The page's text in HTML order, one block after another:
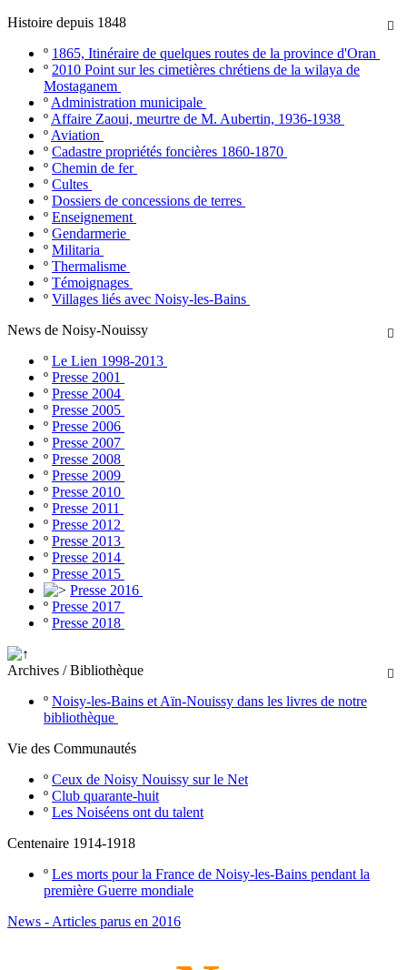

Histoire depuis 1848
º 1865, Itinéraire de quelques routes de la province d'Oran
º 2010 Point sur les cimetières chrétiens de la wilaya de
Mostaganem
º Administration municipale
º Affaire Zaoui, meurtre de M. Aubertin, 1936-1938
º Aviation
º Cadastre propriétés foncières 1860-1870
º Chemin de fer
º Cultes
º Dossiers de concessions de terres
º Enseignement
º Gendarmerie
º Militaria
º Thermalisme
º Témoignages
º Villages liés avec Noisy-les-Bains

News de Noisy-Nouissy
º Le Lien 1998-2013
º Presse 2001
º Presse 2004
º Presse 2005
º Presse 2006
º Presse 2007
º Presse 2008
º Presse 2009
º Presse 2010
º Presse 2011
º Presse 2012
º Presse 2013
º Presse 2014
º Presse 2015
Presse 2016
º Presse 2017
º Presse 2018

Archives / Bibliothèque
º Noisy-les-Bains et Aïn-Nouissy dans les livres de notre
bibliothèque
Vie des Communautés
º Ceux de Noisy Nouissy sur le Net
º Club quarante-huit
º Les Noiséens ont du talent
Centenaire 1914-1918
º Les morts pour la France de Noisy-les-Bains pendant la
première Guerre mondiale
News - Articles parus en 2016